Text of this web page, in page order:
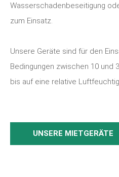
Wasserschadenbeseitigung
zum Einsatz.
Unsere Geräte sind für den
Bedingungen zwischen 10 und
bis auf eine relative
UNSERE MIETGERÄTE